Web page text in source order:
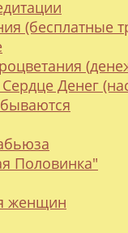
(бесплатные
Денег
Половинка"
женщин